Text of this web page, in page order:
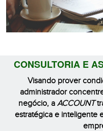
CONSULTORIA E
Visando prover
administrador
negócio, a ACCOUNT
estratégica e inteligente